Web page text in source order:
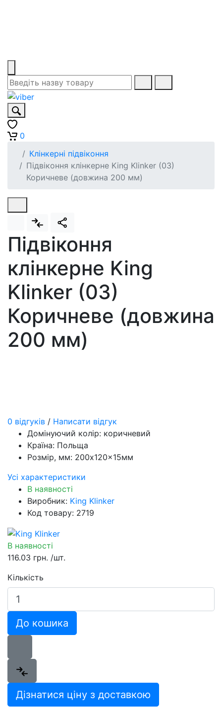
0
Клінкерні підвіконня
Підвіконня клінкерне King Klinker (03)
Коричневе (довжина 200 мм)
Підвіконня
клінкерне King
Klinker (03)
Коричневе (довжина
200 мм)
0 відгуків / Написати відгук
Домінуючий колір: коричневий
Країна: Польща
Розмір, мм: 200x120x15мм
Усі характеристики
В наявності
Виробник: King Klinker
Код товару: 2719
В наявності
116.03 грн. /шт.
Кількість
До кошика
Дізнатися ціну з доставкою